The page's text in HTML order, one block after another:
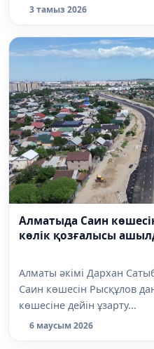
3 тамыз 2026
Алматыда Саин
көлік қозғалысы
Алматы әкімі Дархан
Саин көшесін Рысқұлов
көшесіне дейін ұзарту...
6 маусым 2026